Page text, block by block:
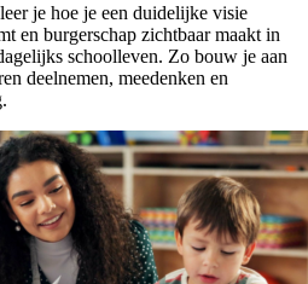
je hoe je een duidelijke visie
en burgerschap zichtbaar maakt in
schoolleven. Zo bouw je aan
deelnemen, meedenken en